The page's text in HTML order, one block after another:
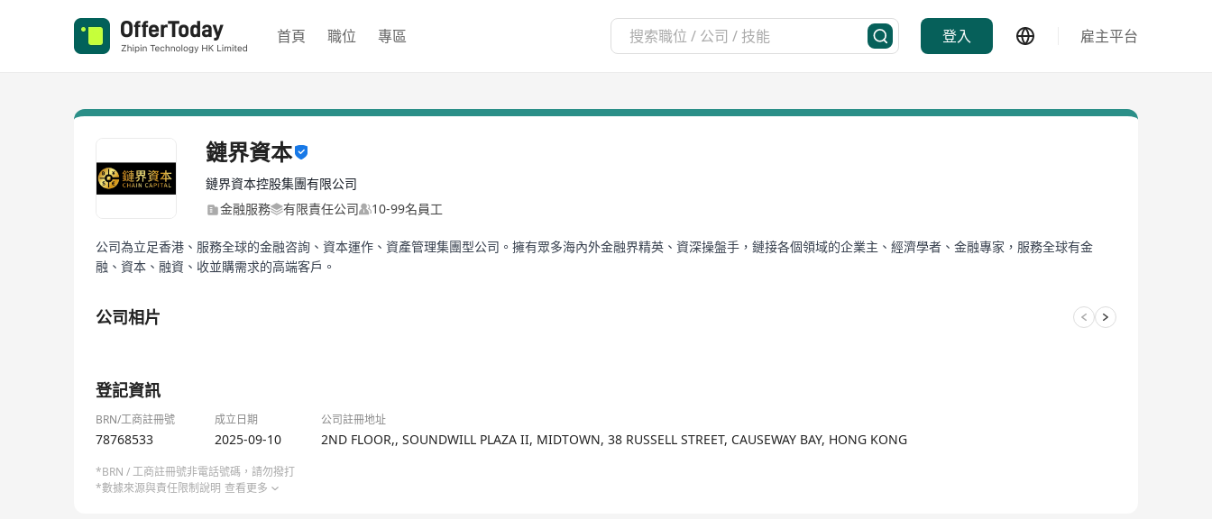
首頁 職位 專區 登入 雇主平台
鏈界資本
鏈界資本控股集團有限公司
金融服務
有限責任公司 10-99名員工
公司為立足香港、服務全球的金融咨詢、資本運作、資產管理集團型公司。擁有眾多海內外金融界精英、資深操盤手，鏈接各個領域的企業主、經濟學者、金融專家，服務全球有金
融、資本、融資、收並購需求的高端客戶。
公司相片
登記資訊
BRN/工商註冊號 成立日期 公司註冊地址
78768533 2025-09-10 2ND FLOOR,, SOUNDWILL PLAZA II, MIDTOWN, 38 RUSSELL STREET, CAUSEWAY BAY, HONG KONG
*BRN / 工商註冊號非電話號碼，請勿撥打
*數據來源與責任限制說明 查看更多